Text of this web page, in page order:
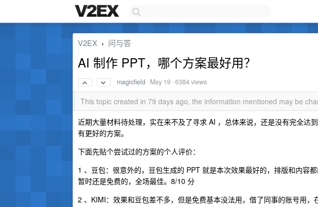
V2EX › 问与答
AI 制作 PPT，哪个方案最好用？
magicfield · May 19 · 6384 views
This topic created in 79 days ago, the information mentioned may be
近期大量材料待处理，实在来不及了寻求 AI ，总体来说，还是没有完全达
有更好的方案。
下面先贴个尝试过的方案的个人评价：
1 、豆包：很意外的，豆包生成的 PPT 就是本次效果最好的，排版和内容
暂时还是免费的，全场最佳。8/10 分
2 、KIMI：效果和豆包差不多，但是免费基本没法用，借了同事的账号用